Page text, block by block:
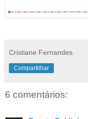
Cristiane Fernandes
Compartilhar
6 comentários: